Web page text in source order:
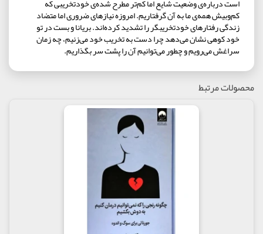
است درباره‌ی وضعیت شایع اما کم‌تر مطرح شده‌ی خودتخریبی که
کم‌و‌بیش همه‌ی ما به آن گرفتاریم. امروزه نیازهای ضروری اما متضاد
زندگی رفتارهای خودتخریبگر را تشدید کرده‌اند. بریانا و بست در تو
خود کوهی نشان می‌دهد چرا دست به تخریب خود می‌زنیم، چه زمان
سراغش می‌رویم و چطور می‌توانیم آن را پشت سر بگذاریم.
محصولات مرتبط